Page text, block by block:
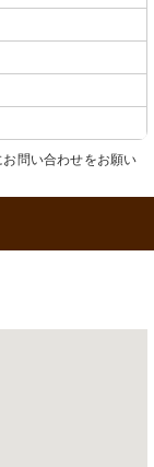
問い合わせをお願い